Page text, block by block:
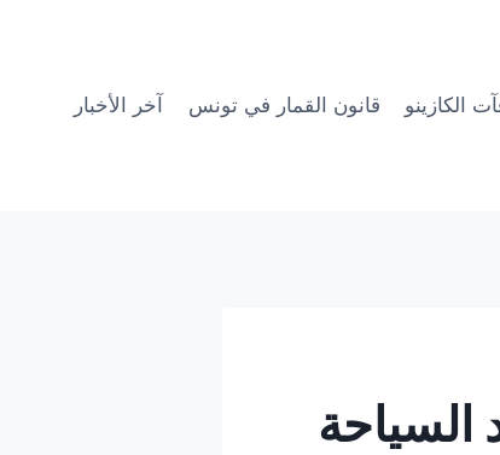
الكازينو قانون القمار في تونس آخر الأخبار
السياحة